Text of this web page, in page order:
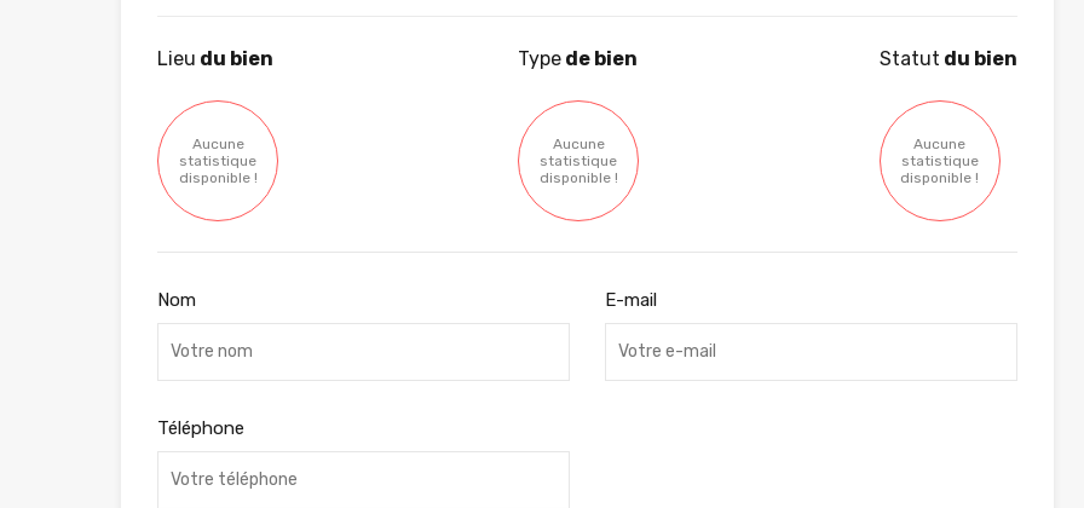
Lieu du bien
Aucune
statistique
disponible !
Type de bien
Aucune
statistique
disponible !
Statut du bien
Aucune
statistique
disponible !
Nom E-mail
Téléphone